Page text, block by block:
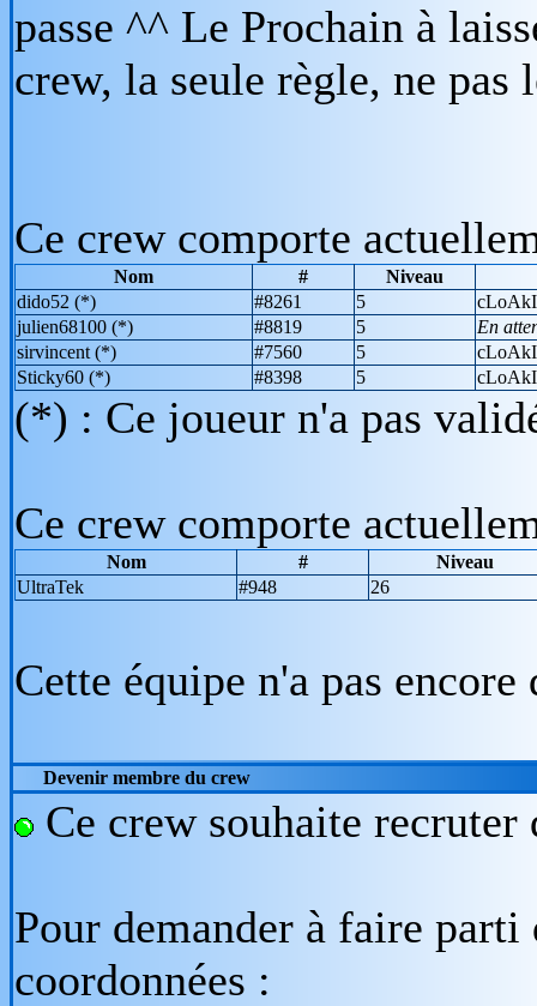
passe ^^ Le Prochain à
crew, la seule règle, ne pas
Ce crew comporte
Nom #
Niveau
dido52 (*) #8261 5
julien68100 (*) #8819 5
En
sirvincent (*) #7560 5
Sticky60 (*) #8398 5
(*) : Ce joueur n'a pas
Ce crew comporte
Nom #
Niveau
UltraTek
#948 26
Cette équipe n'a pas
Devenir membre du crew
Ce crew souhaite recruter
Pour demander à faire parti
coordonnées :